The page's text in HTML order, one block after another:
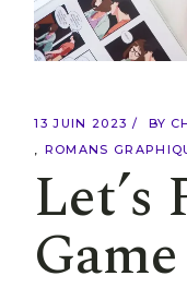
13 JUIN 2023 BY
ROMANS
Let’s